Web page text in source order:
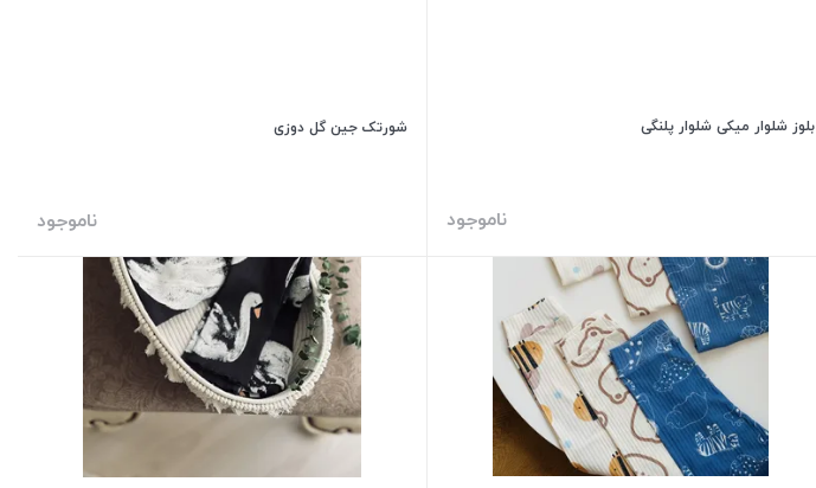
بلوز شلوار میکی شلوار پلنگی
ناموجود
شورتک جین گل دوزی
ناموجود